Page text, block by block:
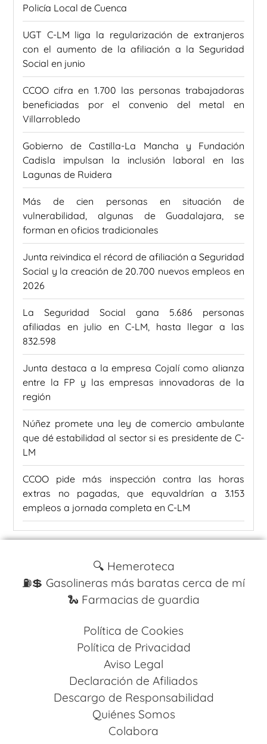
Policía Local de Cuenca
UGT C-LM liga la regularización de extranjeros
con el aumento de la afiliación a la Seguridad
Social en junio
CCOO cifra en 1.700 las personas trabajadoras
beneficiadas por el convenio del metal en
Villarrobledo
Gobierno de Castilla-La Mancha y Fundación
Cadisla impulsan la inclusión laboral en las
Lagunas de Ruidera
Más de cien personas en situación de
vulnerabilidad, algunas de Guadalajara, se
forman en oficios tradicionales
Junta reivindica el récord de afiliación a Seguridad
Social y la creación de 20.700 nuevos empleos en
2026
La Seguridad Social gana 5.686 personas
afiliadas en julio en C-LM, hasta llegar a las
832.598
Junta destaca a la empresa Cojalí como alianza
entre la FP y las empresas innovadoras de la
región
Núñez promete una ley de comercio ambulante
que dé estabilidad al sector si es presidente de C-
LM
CCOO pide más inspección contra las horas
extras no pagadas, que equvaldrían a 3.153
empleos a jornada completa en C-LM
🔍 Hemeroteca
⛽️💲 Gasolineras más baratas cerca de mí
🐍 Farmacias de guardia
Política de Cookies
Política de Privacidad
Aviso Legal
Declaración de Afiliados
Descargo de Responsabilidad
Quiénes Somos
Colabora